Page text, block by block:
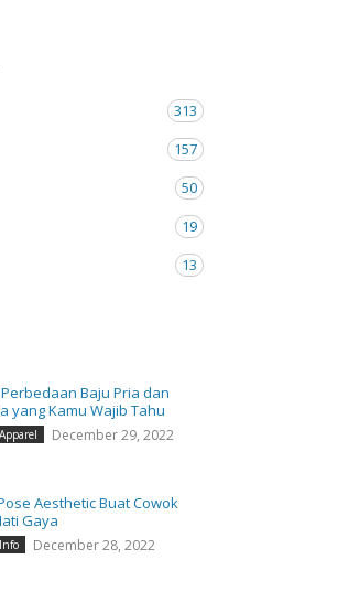
313
157
50
19
13
Baju Pria dan
yang Kamu Wajib Tahu
December 29, 2022
Aesthetic Buat Cowok
Gaya
December 28, 2022